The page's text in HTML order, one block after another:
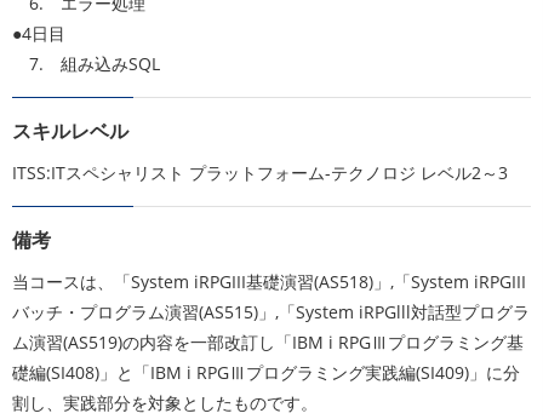
●4日目
7. 組み込みSQL
スキルレベル
ITSS:ITスペシャリスト プラットフォーム-テクノロジ レベル2～3
備考
当コースは、「System iRPGIII基礎演習(AS518)」,「System iRPGIII
バッチ・プログラム演習(AS515)」,「System iRPGlll対話型プログラ
ム演習(AS519)の内容を一部改訂し「IBM i RPGⅢプログラミング基
礎編(SI408)」と「IBM i RPGⅢプログラミング実践編(SI409)」に分
割し、実践部分を対象としたものです。